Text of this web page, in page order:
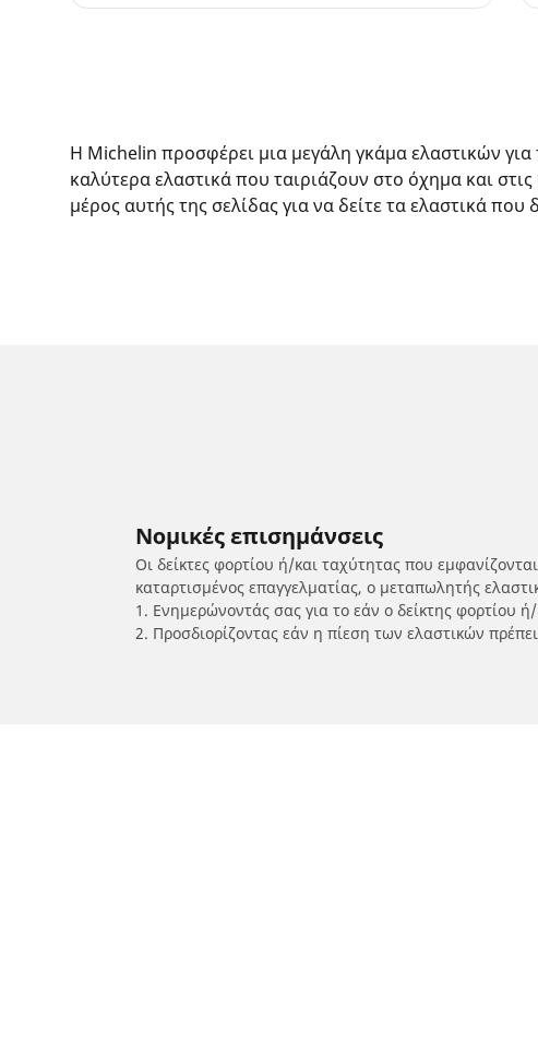
Η Michelin προσφέρει μια μεγάλη γκάμα ελαστικών
καλύτερα ελαστικά που ταιριάζουν στο όχημα και
μέρος αυτής της σελίδας για να δείτε τα ελαστικά που
Νομικές επισημάνσεις
Οι δείκτες φορτίου ή/και ταχύτητας που
καταρτισμένος επαγγελματίας, ο μεταπωλητής
1. Ενημερώνοντάς σας για το εάν ο δείκτης φορτίου
2. Προσδιορίζοντας εάν η πίεση των ελαστικών